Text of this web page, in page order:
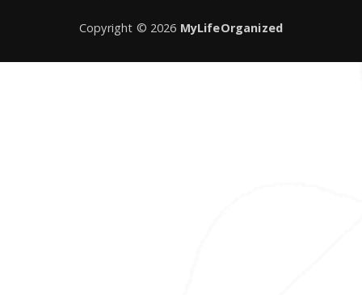
Copyright © 2026 MyLifeOrganized